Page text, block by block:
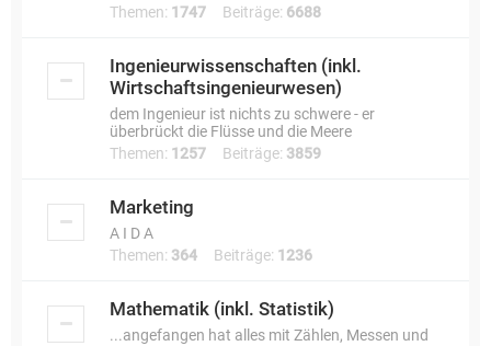
Themen: 1747 Beiträge: 6688
Ingenieurwissenschaften (inkl.
Wirtschaftsingenieurwesen)
dem Ingenieur ist nichts zu schwere - er
überbrückt die Flüsse und die Meere
Themen: 1257 Beiträge: 3859
Marketing
A I D A
Themen: 364 Beiträge: 1236
Mathematik (inkl. Statistik)
...angefangen hat alles mit Zählen, Messen und